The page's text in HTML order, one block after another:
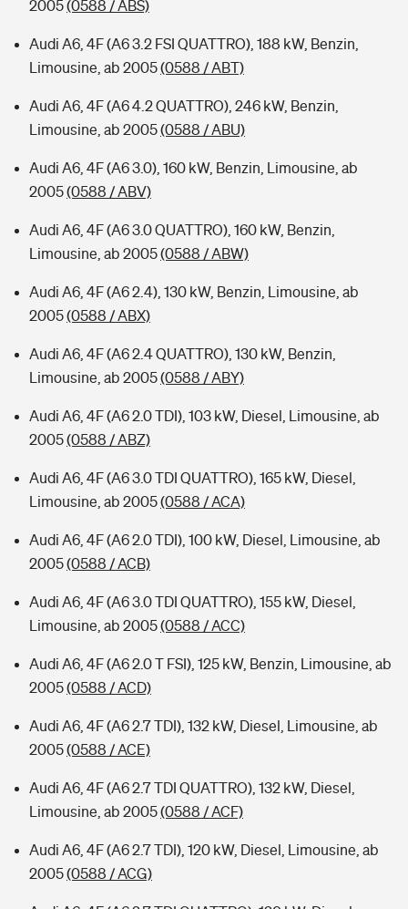
2005(0588 / ABS)
Audi A6, 4F (A6 3.2 FSI QUATTRO), 188 kW, Benzin,
Limousine, ab 2005(0588 / ABT)
Audi A6, 4F (A6 4.2 QUATTRO), 246 kW, Benzin,
Limousine, ab 2005(0588 / ABU)
Audi A6, 4F (A6 3.0), 160 kW, Benzin, Limousine, ab
2005(0588 / ABV)
Audi A6, 4F (A6 3.0 QUATTRO), 160 kW, Benzin,
Limousine, ab 2005(0588 / ABW)
Audi A6, 4F (A6 2.4), 130 kW, Benzin, Limousine, ab
2005(0588 / ABX)
Audi A6, 4F (A6 2.4 QUATTRO), 130 kW, Benzin,
Limousine, ab 2005(0588 / ABY)
Audi A6, 4F (A6 2.0 TDI), 103 kW, Diesel, Limousine, ab
2005(0588 / ABZ)
Audi A6, 4F (A6 3.0 TDI QUATTRO), 165 kW, Diesel,
Limousine, ab 2005(0588 / ACA)
Audi A6, 4F (A6 2.0 TDI), 100 kW, Diesel, Limousine, ab
2005(0588 / ACB)
Audi A6, 4F (A6 3.0 TDI QUATTRO), 155 kW, Diesel,
Limousine, ab 2005(0588 / ACC)
Audi A6, 4F (A6 2.0 T FSI), 125 kW, Benzin, Limousine, ab
2005(0588 / ACD)
Audi A6, 4F (A6 2.7 TDI), 132 kW, Diesel, Limousine, ab
2005(0588 / ACE)
Audi A6, 4F (A6 2.7 TDI QUATTRO), 132 kW, Diesel,
Limousine, ab 2005(0588 / ACF)
Audi A6, 4F (A6 2.7 TDI), 120 kW, Diesel, Limousine, ab
2005(0588 / ACG)